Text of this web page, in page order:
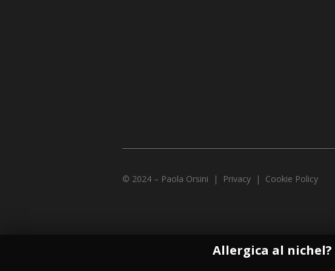
© 2024 – Paola Orsini | Privacy | Cookie Policy
Allergica al nichel?